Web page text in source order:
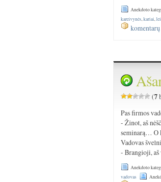
Anekdoto
kareivynės,kariai,
komentarų
(7
Pas firmos
- Žinot, aš
seminarą… O
Vadovas
- Brangioji,
Anekdoto
vadovas